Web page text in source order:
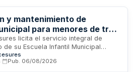
y mantenimiento de
para menores de tres
Pontecesures
licita el servicio integral de
de su Escuela Infantil Municipal
tres años. El contratista asumirá la
y atención del alumnado, así
Pub. 06/08/2026